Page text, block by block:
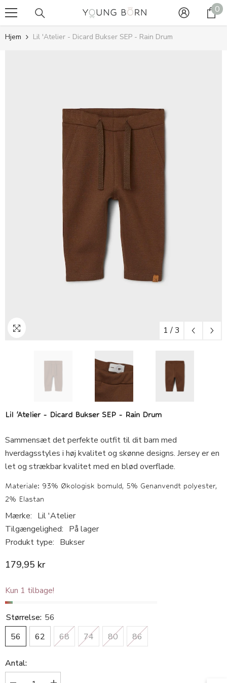
GÅ TIL INDHOLD 00
Hjem Lil 'Atelier - Dicard Bukser SEP - Rain Drum
1 /3
Lil 'Atelier - Dicard Bukser SEP - Rain Drum
Sammensæt det perfekte outfit til dit barn med
hverdagsstyles i høj kvalitet og skønne designs. Jersey er en
let og strækbar kvalitet med en blød overflade.
Materiale: 93% Økologisk bomuld, 5% Genanvendt polyester,
2% Elastan
Mærke: Lil 'Atelier
Tilgængelighed: På lager
Produkt type: Bukser
179,95 kr
Kun 1 tilbage!
Størrelse: 56
56
62 68 74 80 86
Antal: